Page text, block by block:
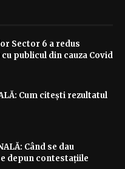
Sector 6 a redus
publicul din cauza Covid
Cum citești rezultatul
Când se dau
depun contestațiile